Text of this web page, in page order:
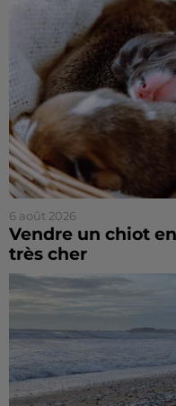
6 août 2026
Vendre un chiot
très cher